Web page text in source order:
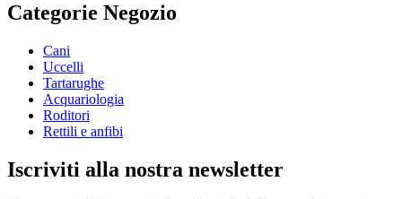
Categorie Negozio
Cani
Uccelli
Tartarughe
Acquariologia
Roditori
Rettili e anfibi
Iscriviti alla nostra newsletter